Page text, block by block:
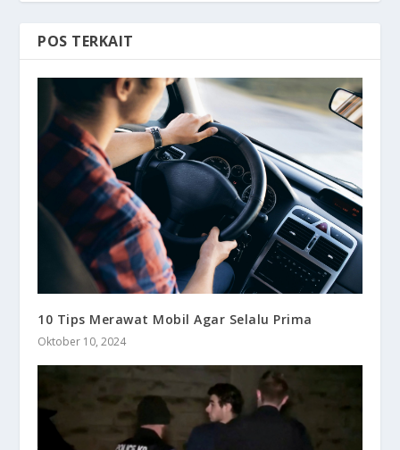
POS TERKAIT
10 Tips Merawat Mobil Agar Selalu Prima
Oktober 10, 2024